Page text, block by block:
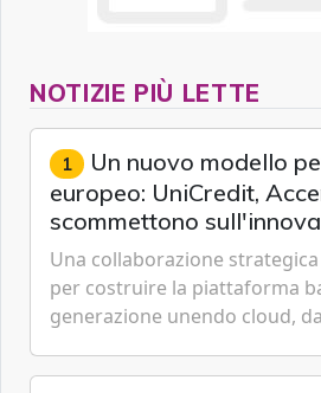
NOTIZIE PIÙ LETTE
1 Un nuovo modello
europeo: UniCredit,
scommettono
tecnologica
Una collaborazione
per costruire la piattaforma
generazione unendo cloud,